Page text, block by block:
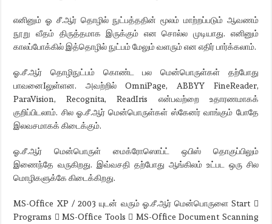
எனினும் ஓ சீ.ஆர் தொழில் நுட்பத்ததின் மூலம் மாற்றப்படும் ஆவணம்
நூறு வீதம் திருத்தமாக இருக்கும் என சொல்ல முடியாது. எனினும்
காலப்போக்கில் இத்தொழில் நுட்பம் மேலும் வளரும் என எதிர் பார்க்கலாம்.
ஓ.சீ.ஆர் தொழிநுட்பம் கொண்ட பல மென்பொருள்கள் தற்போது
பாவனைIலுள்ளன. அவற்றில் OmniPage, ABBYY FineReader,
ParaVision, Recognita, ReadIris என்பவற்றை உதாரணமாகக்
குறிப்பிடலாம். சில ஓ.சீ.ஆர் மென்பொருள்கள் ஸ்கேனர் வாங்கும் போதே
இலவசமாகக் கிடைக்கும்.
ஓ.சீ.ஆர் மென்பொருள் மைக்ரோஸொப்ட் ஒபிஸ் தொகுப்பிலும்
இணைந்தே வருகிறது. இவ்வசதி தற்போது ஆங்கிலம் உட்பட ஒரு சில
மொழிகளுக்கே கிடைக்கிறது.
MS-Office XP / 2003 யுடன் வரும் ஓ.சீ.ஆர் மென்பொருளை Start 
Programs  MS-Office Tools  MS-Office Document Scanning